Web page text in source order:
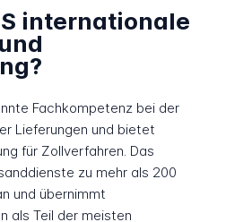
internationale
Fachkompetenz bei der
Lieferungen und bietet
für Zollverfahren. Das
zu mehr als 200
und übernimmt
als Teil der meisten